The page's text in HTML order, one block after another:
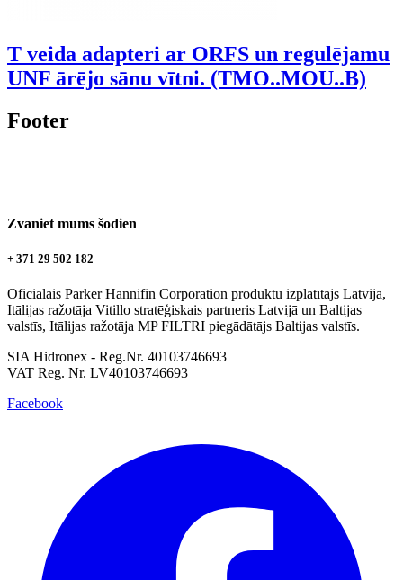
T veida adapteri ar ORFS un regulējamu
UNF ārējo sānu vītni. (TMO..MOU..B)
Footer
Zvaniet mums šodien
+ 371 29 502 182
Oficiālais Parker Hannifin Corporation produktu izplatītājs Latvijā,
Itālijas ražotāja Vitillo stratēģiskais partneris Latvijā un Baltijas
valstīs, Itālijas ražotāja MP FILTRI piegādātājs Baltijas valstīs.
SIA Hidronex - Reg.Nr. 40103746693
VAT Reg. Nr. LV40103746693
Facebook